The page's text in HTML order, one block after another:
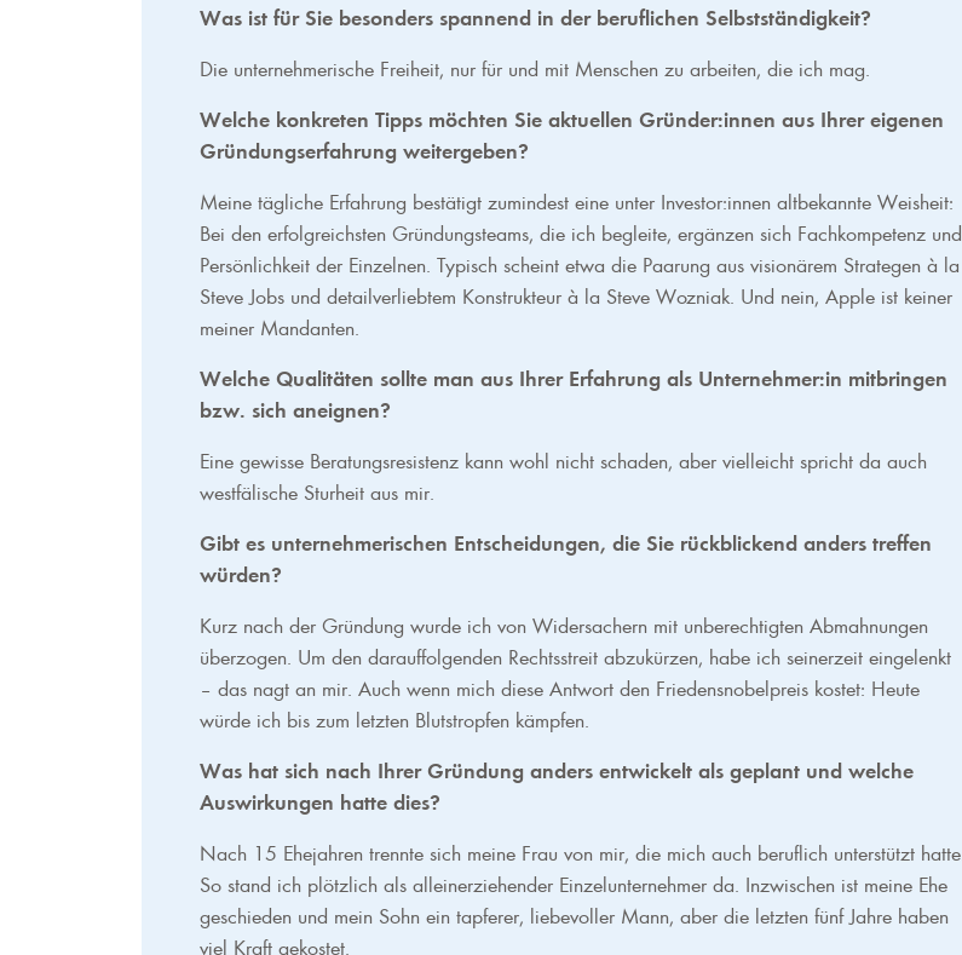
Was ist für Sie besonders spannend in der beruflichen Selbstständigkeit?
Die unternehmerische Freiheit, nur für und mit Menschen zu arbeiten, die ich mag.
Welche konkreten Tipps möchten Sie aktuellen Gründer:innen aus Ihrer eigenen
Gründungserfahrung weitergeben?
Meine tägliche Erfahrung bestätigt zumindest eine unter Investor:innen altbekannte Weisheit:
Bei den erfolgreichsten Gründungsteams, die ich begleite, ergänzen sich Fachkompetenz und
Persönlichkeit der Einzelnen. Typisch scheint etwa die Paarung aus visionärem Strategen à la
Steve Jobs und detailverliebtem Konstrukteur à la Steve Wozniak. Und nein, Apple ist keiner
meiner Mandanten.
Welche Qualitäten sollte man aus Ihrer Erfahrung als Unternehmer:in mitbringen
bzw. sich aneignen?
Eine gewisse Beratungsresistenz kann wohl nicht schaden, aber vielleicht spricht da auch
westfälische Sturheit aus mir.
Gibt es unternehmerischen Entscheidungen, die Sie rückblickend anders treffen
würden?
Kurz nach der Gründung wurde ich von Widersachern mit unberechtigten Abmahnungen
überzogen. Um den darauffolgenden Rechtsstreit abzukürzen, habe ich seinerzeit eingelenkt
– das nagt an mir. Auch wenn mich diese Antwort den Friedensnobelpreis kostet: Heute
würde ich bis zum letzten Blutstropfen kämpfen.
Was hat sich nach Ihrer Gründung anders entwickelt als geplant und welche
Auswirkungen hatte dies?
Nach 15 Ehejahren trennte sich meine Frau von mir, die mich auch beruflich unterstützt hatte.
So stand ich plötzlich als alleinerziehender Einzelunternehmer da. Inzwischen ist meine Ehe
geschieden und mein Sohn ein tapferer, liebevoller Mann, aber die letzten fünf Jahre haben
viel Kraft gekostet.